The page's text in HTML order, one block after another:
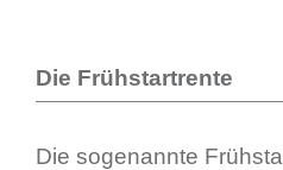
Die Frühstartrente
Die sogenannte